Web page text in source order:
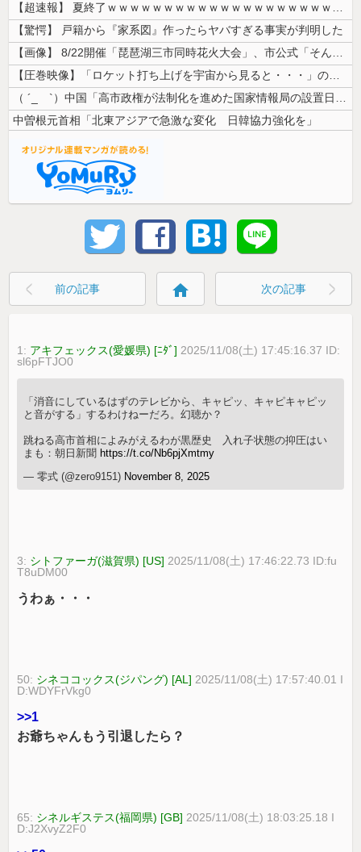
【超速報】 夏終了ｗｗｗｗｗｗｗｗｗｗｗｗｗｗｗｗｗｗｗｗｗｗｗｗｗｗ...
【驚愕】 戸籍から『家系図』作ったらヤバすぎる事実が判明した
【画像】 8/22開催「琵琶湖三市同時花火大会」、市公式「そんな花火大...
【圧巻映像】「ロケット打ち上げを宇宙から見ると・・・」の動画が衝撃的
（ ´_ゝ`）中国「高市政権が法制化を進めた国家情報局の設置日が7月3...
中曽根元首相「北東アジアで急激な変化 日韓協力強化を」
前の記事 home 次の記事
1: アキフェックス(愛媛県) [ﾆﾀﾞ] 2025/11/08(土) 17:45:16.37 ID:
sl6pFTJO0
「消音にしているはずのテレビから、キャピッ、キャピキャピッ
と音がする」するわけねーだろ。幻聴か？
跳ねる高市首相によみがえるわが黒歴史 入れ子状態の抑圧はい
まも：朝日新聞 https://t.co/Nb6pjXmtmy
— 零式 (@zero9151) November 8, 2025
3: シトファーガ(滋賀県) [US] 2025/11/08(土) 17:46:22.73 ID:fu
T8uDM00
うわぁ・・・
50: シネココックス(ジパング) [AL] 2025/11/08(土) 17:57:40.01 I
D:WDYFrVkg0
>>1
お爺ちゃんもう引退したら？
65: シネルギステス(福岡県) [GB] 2025/11/08(土) 18:03:25.18 I
D:J2XvyZ2F0